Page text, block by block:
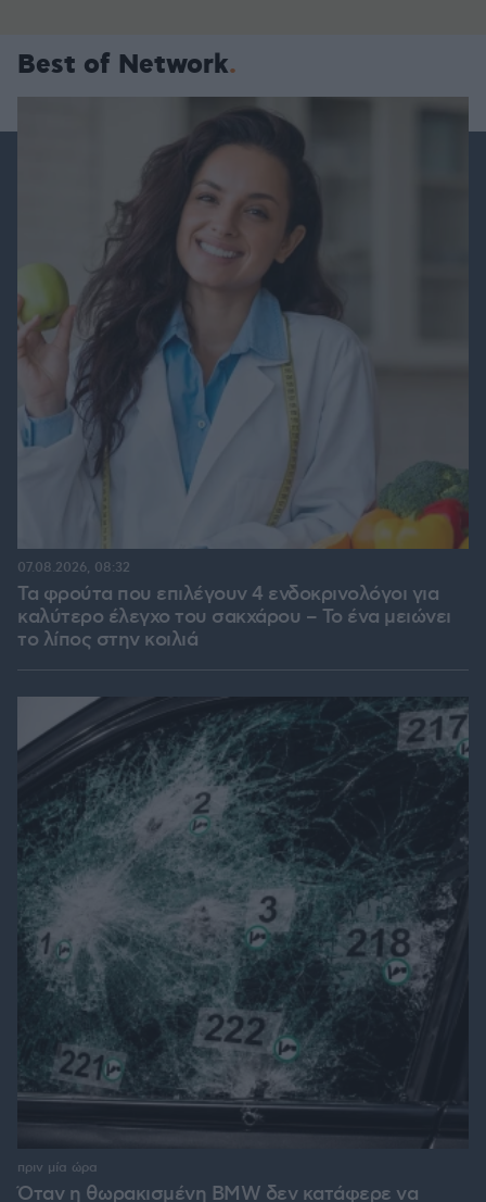
Best of Network
Τα φρούτα που επιλέγουν 4 ενδοκρινολόγοι για
καλύτερο έλεγχο του σακχάρου – Το ένα μειώνει
το λίπος στην κοιλιά
07.08.2026, 08:32
Όταν η θωρακισμένη BMW δεν κατάφερε να
πριν μία ώρα